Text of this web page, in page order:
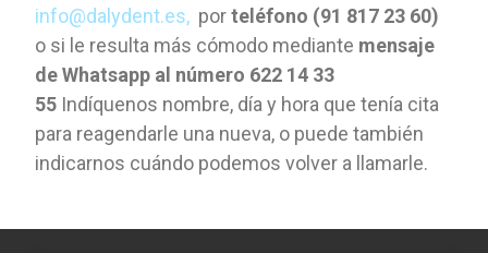
info@dalydent.es, porteléfono (91 817 23 60)
o si le resulta más cómodo mediante mensaje
de Whatsapp al número 622 14 33
55 Indíquenos nombre, día y hora que tenía cita
para reagendarle una nueva, o puede también
indicarnos cuándo podemos volver a llamarle.